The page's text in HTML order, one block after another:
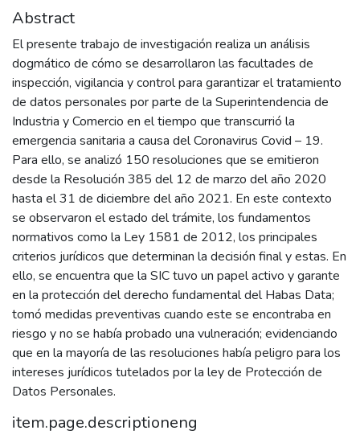
Abstract
El presente trabajo de investigación realiza un análisis
dogmático de cómo se desarrollaron las facultades de
inspección, vigilancia y control para garantizar el tratamiento
de datos personales por parte de la Superintendencia de
Industria y Comercio en el tiempo que transcurrió la
emergencia sanitaria a causa del Coronavirus Covid – 19.
Para ello, se analizó 150 resoluciones que se emitieron
desde la Resolución 385 del 12 de marzo del año 2020
hasta el 31 de diciembre del año 2021. En este contexto
se observaron el estado del trámite, los fundamentos
normativos como la Ley 1581 de 2012, los principales
criterios jurídicos que determinan la decisión final y estas. En
ello, se encuentra que la SIC tuvo un papel activo y garante
en la protección del derecho fundamental del Habas Data;
tomó medidas preventivas cuando este se encontraba en
riesgo y no se había probado una vulneración; evidenciando
que en la mayoría de las resoluciones había peligro para los
intereses jurídicos tutelados por la ley de Protección de
Datos Personales.
item.page.descriptioneng